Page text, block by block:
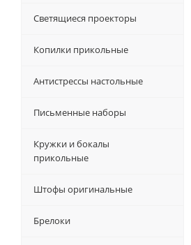
Светящиеся проекторы
Копилки прикольные
Антистрессы настольные
Письменные наборы
Кружки и бокалы
прикольные
Штофы оригинальные
Брелоки